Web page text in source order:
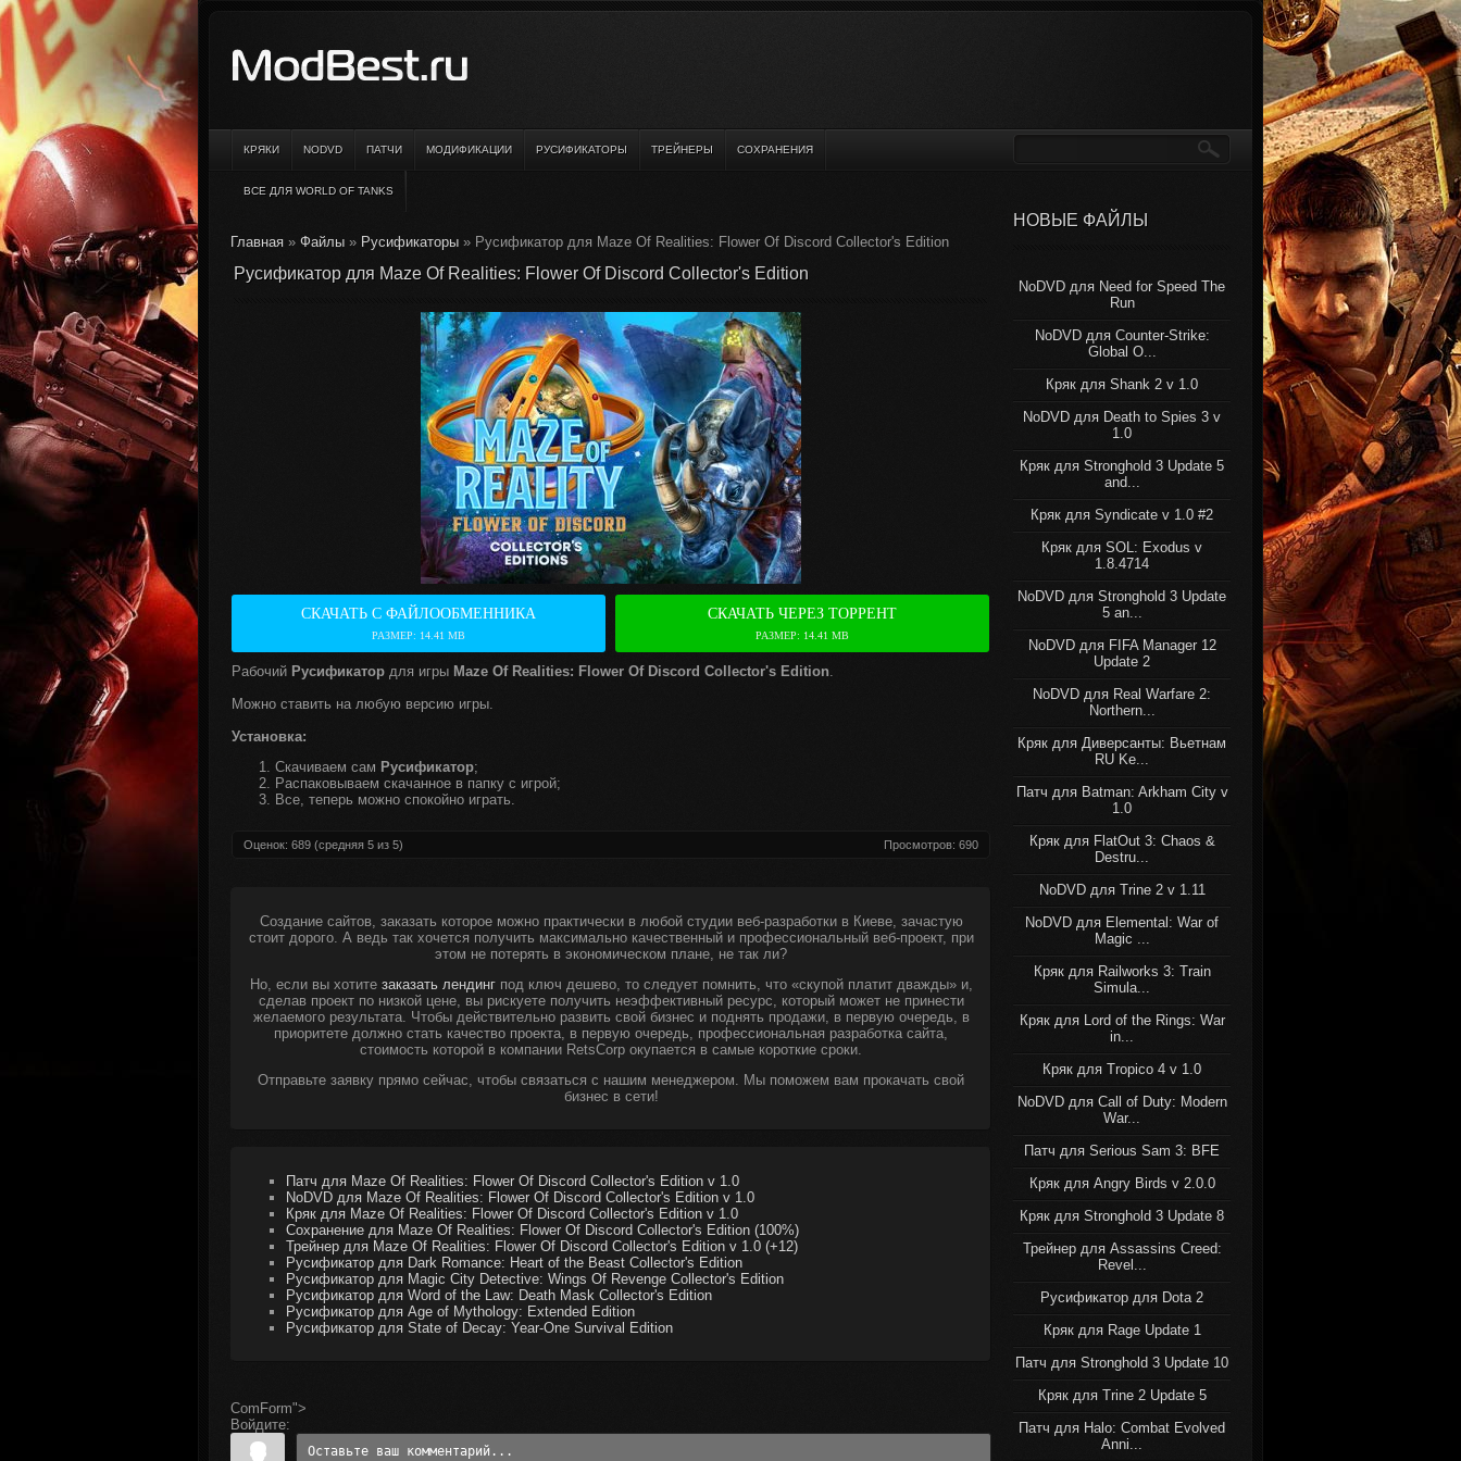
КРЯКИ NODVD ПАТЧИ МОДИФИКАЦИИ РУСИФИКАТОРЫ ТРЕЙНЕРЫ СОХРАНЕНИЯ
ВСЕ ДЛЯ WORLD OF TANKS
НОВЫЕ ФАЙЛЫ
NoDVD для Need for Speed The
Run
NoDVD для Counter-Strike:
Global O...
Кряк для Shank 2 v 1.0
NoDVD для Death to Spies 3 v
1.0
Кряк для Stronghold 3 Update 5
and...
Кряк для Syndicate v 1.0 #2
Кряк для SOL: Exodus v
1.8.4714
NoDVD для Stronghold 3 Update
5 an...
NoDVD для FIFA Manager 12
Update 2
NoDVD для Real Warfare 2:
Northern...
Кряк для Диверсанты: Вьетнам
RU Ke...
Патч для Batman: Arkham City v
1.0
Кряк для FlatOut 3: Chaos &
Destru...
NoDVD для Trine 2 v 1.11
NoDVD для Elemental: War of
Magic ...
Кряк для Railworks 3: Train
Simula...
Кряк для Lord of the Rings: War
in...
Кряк для Tropico 4 v 1.0
NoDVD для Call of Duty: Modern
War...
Патч для Serious Sam 3: BFE
Кряк для Angry Birds v 2.0.0
Кряк для Stronghold 3 Update 8
Трейнер для Assassins Creed:
Revel...
Русификатор для Dota 2
Кряк для Rage Update 1
Патч для Stronghold 3 Update 10
Кряк для Trine 2 Update 5
Патч для Halo: Combat Evolved
Anni...
Главная » Файлы » Русификаторы » Русификатор для Maze Of Realities: Flower Of Discord Collector's Edition
Русификатор для Maze Of Realities: Flower Of Discord Collector's Edition
СКАЧАТЬ С ФАЙЛООБМЕННИКА
РАЗМЕР: 14.41 MB
СКАЧАТЬ ЧЕРЕЗ ТОРРЕНТ
РАЗМЕР: 14.41 MB
Рабочий Русификатор для игры Maze Of Realities: Flower Of Discord Collector's Edition.
Можно ставить на любую версию игры.
Установка:
Скачиваем сам Русификатор;
Распаковываем скачанное в папку с игрой;
Все, теперь можно спокойно играть.
Просмотров: 690
Оценок: 689 (средняя 5 из 5)
Создание сайтов, заказать которое можно практически в любой студии веб-разработки в Киеве, зачастую
стоит дорого. А ведь так хочется получить максимально качественный и профессиональный веб-проект, при
этом не потерять в экономическом плане, не так ли?
Но, если вы хотите заказать лендингпод ключ дешево, то следует помнить, что «скупой платит дважды» и,
сделав проект по низкой цене, вы рискуете получить неэффективный ресурс, который может не принести
желаемого результата. Чтобы действительно развить свой бизнес и поднять продажи, в первую очередь, в
приоритете должно стать качество проекта, в первую очередь, профессиональная разработка сайта,
стоимость которой в компании RetsCorp окупается в самые короткие сроки.
Отправьте заявку прямо сейчас, чтобы связаться с нашим менеджером. Мы поможем вам прокачать свой
бизнес в сети!
Патч для Maze Of Realities: Flower Of Discord Collector's Edition v 1.0
NoDVD для Maze Of Realities: Flower Of Discord Collector's Edition v 1.0
Кряк для Maze Of Realities: Flower Of Discord Collector's Edition v 1.0
Сохранение для Maze Of Realities: Flower Of Discord Collector's Edition (100%)
Трейнер для Maze Of Realities: Flower Of Discord Collector's Edition v 1.0 (+12)
Русификатор для Dark Romance: Heart of the Beast Collector's Edition
Русификатор для Magic City Detective: Wings Of Revenge Collector's Edition
Русификатор для Word of the Law: Death Mask Collector's Edition
Русификатор для Age of Mythology: Extended Edition
Русификатор для State of Decay: Year-One Survival Edition
ComForm">
Войдите: